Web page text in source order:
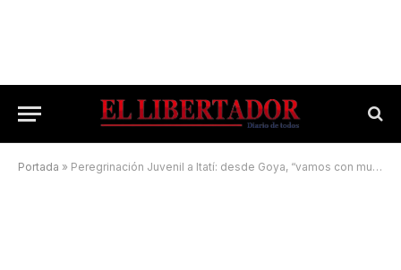
Portada » Peregrinación Juvenil a Itatí: desde Goya, “vamos con mucha alegría en el corazón”